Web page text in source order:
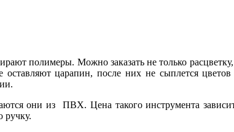
полимеры. Можно заказать не только
царапин, после них не сыплется
они из ПВХ. Цена такого инструмента
ручку.